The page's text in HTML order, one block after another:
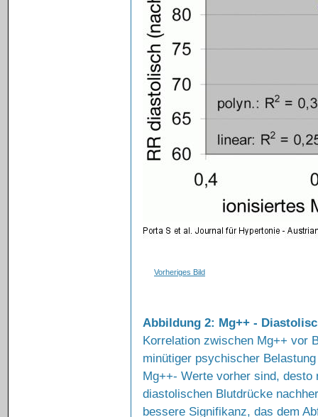
Vorheriges Bild
Abbildung 2: Mg++ -
Korrelation zwischen Mg++ vor
minütiger psychischer
Mg++- Werte vorher sind, desto
diastolischen Blutdrücke
bessere Signifikanz, das dem